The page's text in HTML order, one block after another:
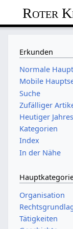
Roter
Erkunden
Normale
Mobile
Suche
Zufälliger
Heutiger
Kategorien
Index
In der Nähe
Organisation
Tätigkeiten